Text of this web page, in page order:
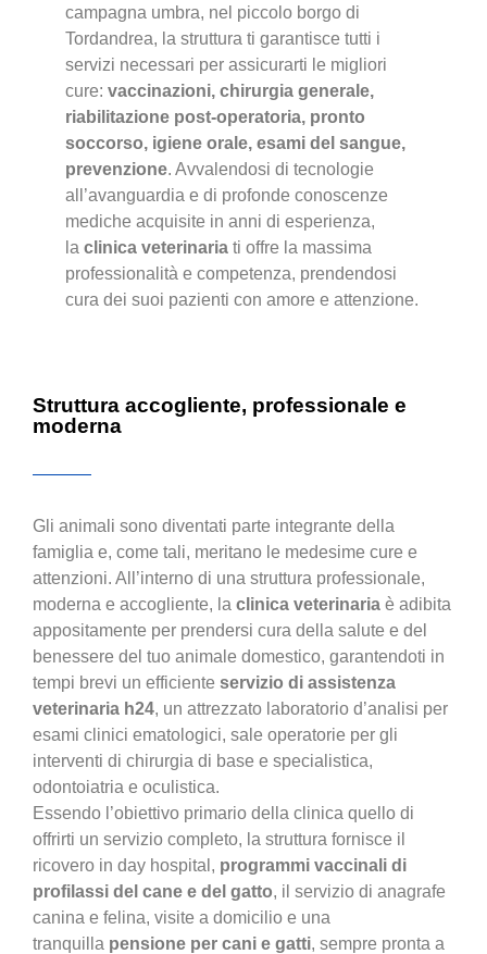
campagna umbra, nel piccolo borgo di
Tordandrea, la struttura ti garantisce tutti i
servizi necessari per assicurarti le migliori
cure: vaccinazioni, chirurgia generale,
riabilitazione post-operatoria, pronto
soccorso, igiene orale, esami del sangue,
prevenzione. Avvalendosi di tecnologie
all’avanguardia e di profonde conoscenze
mediche acquisite in anni di esperienza,
la clinica veterinaria ti offre la massima
professionalità e competenza, prendendosi
cura dei suoi pazienti con amore e attenzione.
Struttura accogliente, professionale e
moderna
Gli animali sono diventati parte integrante della
famiglia e, come tali, meritano le medesime cure e
attenzioni. All’interno di una struttura professionale,
moderna e accogliente, la clinica veterinaria è adibita
appositamente per prendersi cura della salute e del
benessere del tuo animale domestico, garantendoti in
tempi brevi un efficiente servizio di assistenza
veterinaria h24, un attrezzato laboratorio d’analisi per
esami clinici ematologici, sale operatorie per gli
interventi di chirurgia di base e specialistica,
odontoiatria e oculistica.
Essendo l’obiettivo primario della clinica quello di
offrirti un servizio completo, la struttura fornisce il
ricovero in day hospital, programmi vaccinali di
profilassi del cane e del gatto, il servizio di anagrafe
canina e felina, visite a domicilio e una
tranquilla pensione per cani e gatti, sempre pronta a